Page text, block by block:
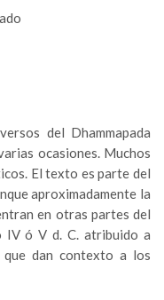
del Dhammapada
ocasiones. Muchos
El texto es parte del
aproximadamente la
en otras partes del
IV ó V d. C. atribuido a
que dan contexto a los